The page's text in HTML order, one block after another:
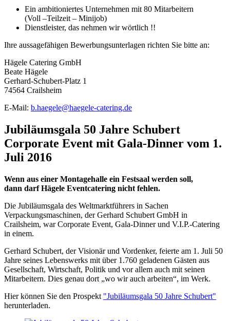
Ein ambitioniertes Unternehmen mit 80 Mitarbeitern
(Voll –Teilzeit – Minijob)
Dienstleister, das nehmen wir wörtlich !!
Ihre aussagefähigen Bewerbungsunterlagen richten Sie bitte an:
Hägele Catering GmbH
Beate Hägele
Gerhard-Schubert-Platz 1
74564 Crailsheim
E-Mail: b.haegele@haegele-catering.de
Jubiläumsgala 50 Jahre Schubert
Corporate Event mit Gala-Dinner vom 1.
Juli 2016
Wenn aus einer Montagehalle ein Festsaal werden soll,
dann darf Hägele Eventcatering nicht fehlen.
Die Jubiläumsgala des Weltmarktführers in Sachen
Verpackungsmaschinen, der Gerhard Schubert GmbH in
Crailsheim, war Corporate Event, Gala-Dinner und V.I.P.-Catering
in einem.
Gerhard Schubert, der Visionär und Vordenker, feierte am 1. Juli 50
Jahre seines Lebenswerks mit über 1.760 geladenen Gästen aus
Gesellschaft, Wirtschaft, Politik und vor allem auch mit seinen
Mitarbeitern. Dies genau dort „wo wir auch arbeiten“, im Werk.
Hier können Sie den Prospekt "Jubiläumsgala 50 Jahre Schubert"
herunterladen.